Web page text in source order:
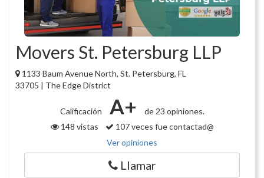
Movers St. Petersburg LLP
1133 Baum Avenue North, St. Petersburg, FL
33705 | The Edge District
Calificación A+
de 23 opiniones.
148 vistas
107 veces fue contactad@
Ver opiniones
Llamar